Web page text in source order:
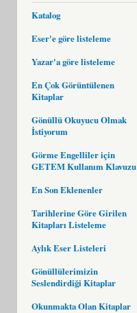
Katalog
Eser'e göre listeleme
Yazar'a göre listeleme
En Çok Görüntülenen
Kitaplar
Gönüllü Okuyucu Olmak
İstiyorum
Görme Engelliler için
GETEM Kullanım Klavuzu
En Son Eklenenler
Tarihlerine Göre Girilen
Kitapları Listeleme
Aylık Eser Listeleri
Gönüllülerimizin
Seslendirdiği Kitaplar
Okunmakta Olan Kitaplar